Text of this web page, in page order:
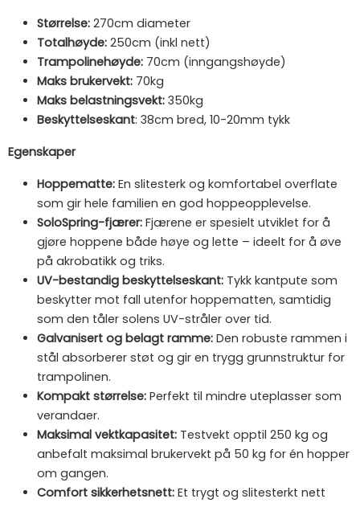
Størrelse: 270cm diameter
Totalhøyde: 250cm (inkl nett)
Trampolinehøyde: 70cm (inngangshøyde)
Maks brukervekt: 70kg
Maks belastningsvekt: 350kg
Beskyttelseskant: 38cm bred, 10-20mm tykk
Egenskaper
Hoppematte: En slitesterk og komfortabel overflate
som gir hele familien en god hoppeopplevelse.
SoloSpring-fjærer: Fjærene er spesielt utviklet for å
gjøre hoppene både høye og lette – ideelt for å øve
på akrobatikk og triks.
UV-bestandig beskyttelseskant: Tykk kantpute som
beskytter mot fall utenfor hoppematten, samtidig
som den tåler solens UV-stråler over tid.
Galvanisert og belagt ramme: Den robuste rammen i
stål absorberer støt og gir en trygg grunnstruktur for
trampolinen.
Kompakt størrelse: Perfekt til mindre uteplasser som
verandaer.
Maksimal vektkapasitet: Testvekt opptil 250 kg og
anbefalt maksimal brukervekt på 50 kg for én hopper
om gangen.
Comfort sikkerhetsnett: Et trygt og slitesterkt nett